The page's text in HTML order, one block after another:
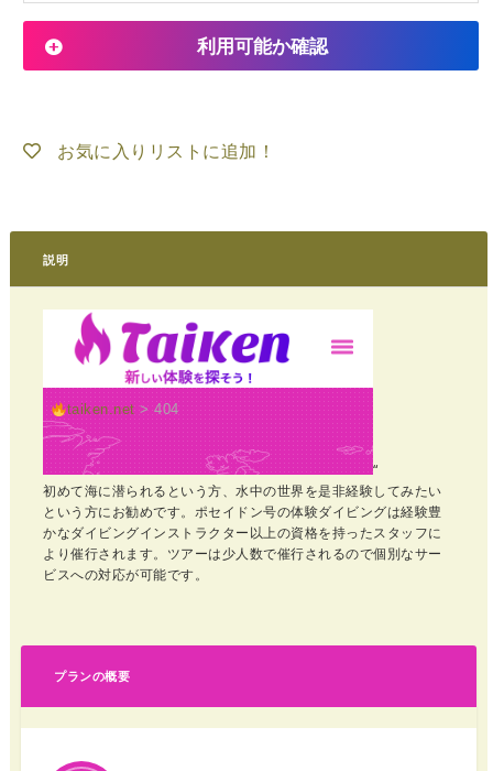
利用可能か確認
お気に入りリストに追加！
説明
“
初めて海に潜られるという方、水中の世界を是非経験してみたい
という方にお勧めです。ポセイドン号の体験ダイビングは経験豊
かなダイビングインストラクター以上の資格を持ったスタッフに
より催行されます。ツアーは少人数で催行されるので個別なサー
ビスへの対応が可能です。
プランの概要